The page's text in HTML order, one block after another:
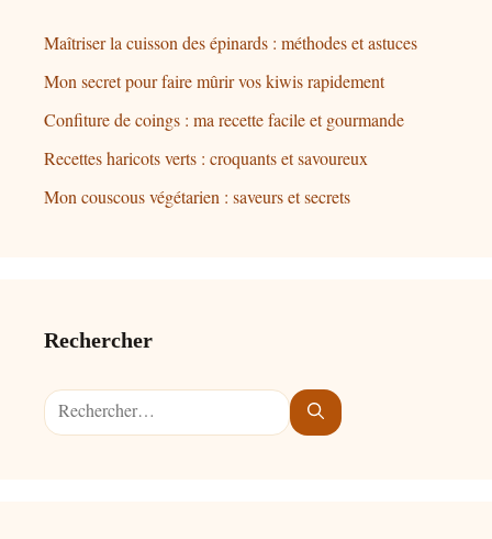
Maîtriser la cuisson des épinards : méthodes et astuces
Mon secret pour faire mûrir vos kiwis rapidement
Confiture de coings : ma recette facile et gourmande
Recettes haricots verts : croquants et savoureux
Mon couscous végétarien : saveurs et secrets
Rechercher
Rechercher :